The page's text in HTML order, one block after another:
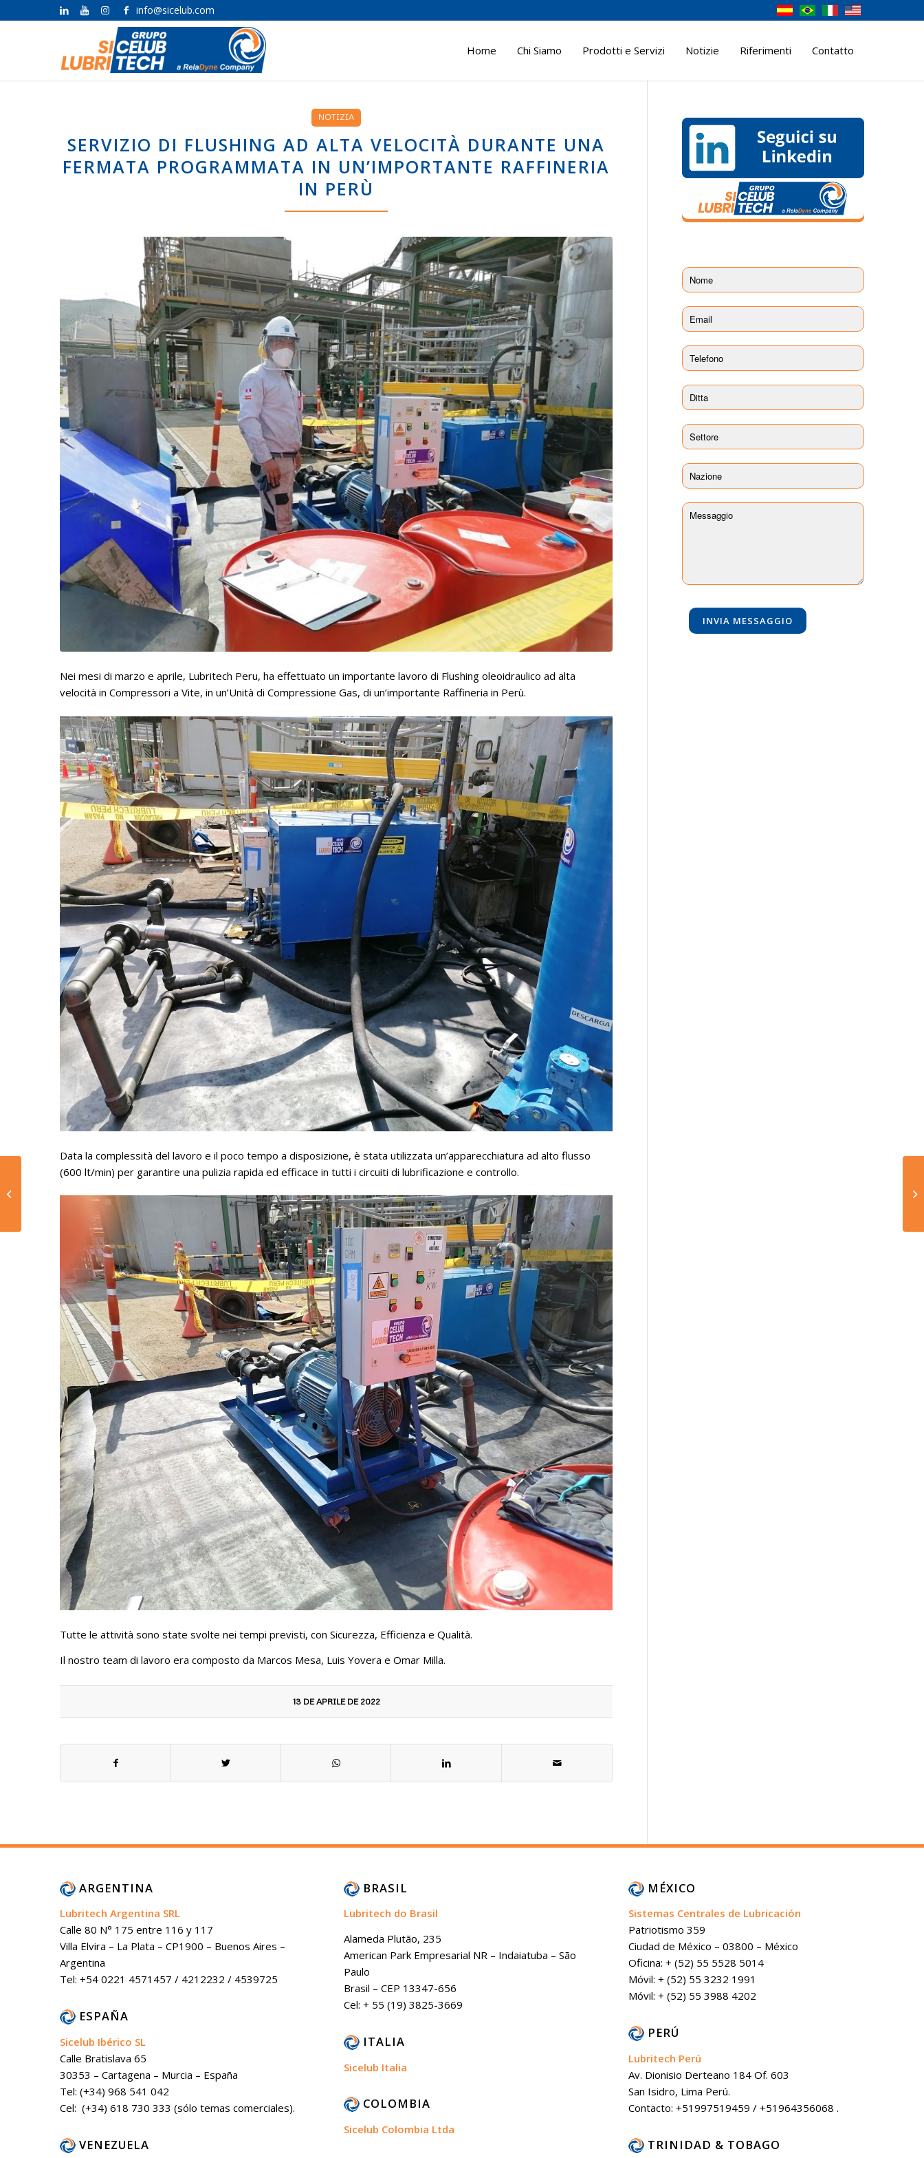
info@sicelub.com
Home Chi Siamo Prodotti e Servizi Notizie Riferimenti Contatto
NOTIZIA
SERVIZIO DI FLUSHING AD ALTA VELOCITÀ DURANTE UNA
FERMATA PROGRAMMATA IN UN’IMPORTANTE RAFFINERIA
IN PERÙ
Nei mesi di marzo e aprile, Lubritech Peru, ha effettuato un importante lavoro di Flushing oleoidraulico ad alta
velocità in Compressori a Vite, in un’Unità di Compressione Gas, di un’importante Raffineria in Perù.
Data la complessità del lavoro e il poco tempo a disposizione, è stata utilizzata un’apparecchiatura ad alto flusso
(600 lt/min) per garantire una pulizia rapida ed efficace in tutti i circuiti di lubrificazione e controllo.
Tutte le attività sono state svolte nei tempi previsti, con Sicurezza, Efficienza e Qualità.
Il nostro team di lavoro era composto da Marcos Mesa, Luis Yovera e Omar Milla.
13 DE APRILE DE 2022
ARGENTINA
Lubritech Argentina SRL
Calle 80 N° 175 entre 116 y 117
Villa Elvira – La Plata – CP1900 – Buenos Aires –
Argentina
Tel: +54 0221 4571457 / 4212232 / 4539725
ESPAÑA
Sicelub Ibérico SL
Calle Bratislava 65
30353 – Cartagena – Murcia – España
Tel: (+34) 968 541 042
Cel: (+34) 618 730 333 (sólo temas comerciales).
VENEZUELA
BRASIL
Lubritech do Brasil
Alameda Plutão, 235
American Park Empresarial NR – Indaiatuba – São
Paulo
Brasil – CEP 13347-656
Cel: + 55 (19) 3825-3669
ITALIA
Sicelub Italia
COLOMBIA
Sicelub Colombia Ltda
MÉXICO
Sistemas Centrales de Lubricación
Patriotismo 359
Ciudad de México – 03800 – México
Oficina: + (52) 55 5528 5014
Móvil: + (52) 55 3232 1991
Móvil: + (52) 55 3988 4202
PERÚ
Lubritech Perú
Av. Dionisio Derteano 184 Of. 603
San Isidro, Lima Perú.
Contacto: +51997519459 / +51964356068 .
TRINIDAD & TOBAGO
Lavori di Flushing
turbine eoliche in